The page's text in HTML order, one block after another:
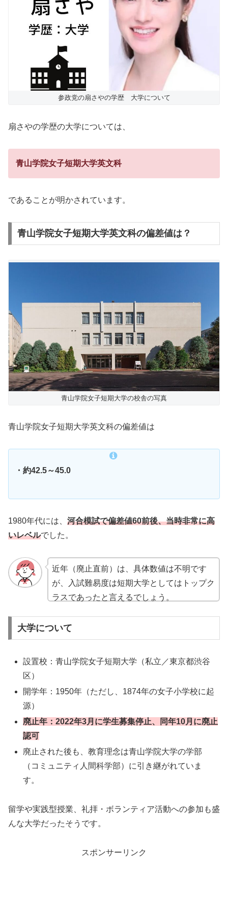
参政党の扇さやの学歴 大学について
扇さやの学歴の大学については、
青山学院女子短期大学英文科
であることが明かされています。
青山学院女子短期大学英文科の偏差値は？
青山学院女子短期大学の校舎の写真
青山学院女子短期大学英文科の偏差値は
・約42.5～45.0
1980年代には、 河合模試で偏差値60前後、当時非常に高
いレベルでした。
近年（廃止直前）は、具体数値は不明です
が、入試難易度は短期大学としてはトップク
ラスであったと言えるでしょう。
大学について
設置校：青山学院女子短期大学（私立／東京都渋谷
区）
開学年：1950年（ただし、1874年の女子小学校に起
源）
廃止年：2022年3月に学生募集停止、同年10月に廃止
認可
廃止された後も、教育理念は青山学院大学の学部
（コミュニティ人間科学部）に引き継がれていま
す。
留学や実践型授業、礼拝・ボランティア活動への参加も盛
んな大学だったそうです。
スポンサーリンク